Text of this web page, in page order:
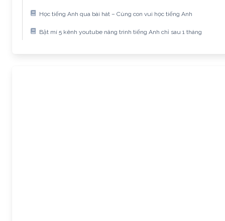
Học tiếng Anh qua bài hát – Cùng con vui học tiếng Anh
Bật mí 5 kênh youtube nâng trình tiếng Anh chỉ sau 1 tháng